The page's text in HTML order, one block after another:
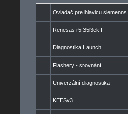
Ovladač pre hlavicu
Renesas r5f35l3ekff
Diagnostika Launch
Flashery - srovnání
Univerzální diagnostika
KEESv3